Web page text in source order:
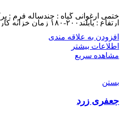
ختمی ارغوانی گیاه : چندساله فرم :
ارتفاع : پابلند۲۰۰-۱۸۰ زمان خزانه کاری : اواخرزمستان زمان
افزودن به علاقه مندی
اطلاعات بیشتر
مشاهده سریع
بستن
جعفری زرد